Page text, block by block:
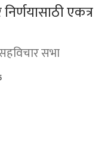
एकत्र
सभा